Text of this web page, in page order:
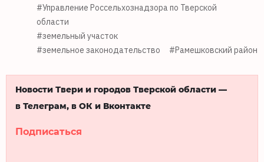
#Управление Россельхознадзора по Тверской
области
#земельный участок
#земельное законодательство
#Рамешковский район
Новости Твери и городов Тверской области —
в Телеграм, в ОК и Вконтакте
Подписаться